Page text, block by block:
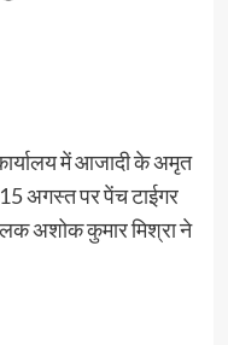
में आजादी के अमृत
15 अगस्त पर पेंच टाईगर
अशोक कुमार मिश्रा ने